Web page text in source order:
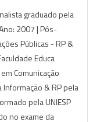
graduado pela
2007 | Pós-
Públicas - RP &
Educa
Comunicação
Informação & RP pela
pela UNIESP
no exame da